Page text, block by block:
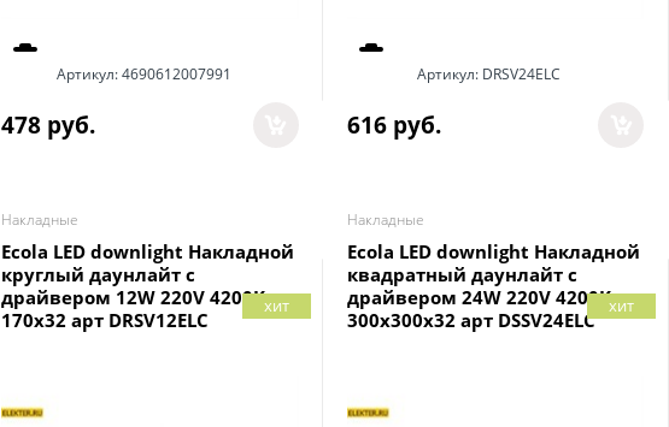
Артикул:4690612007991
478 руб.
Артикул: DRSV24ELC
616 руб.
Накладные
Ecola LED downlight Накладной
круглый даунлайт с
драйвером 12W 220V 4200K
170x32 арт DRSV12ELC
хит
Накладные
Ecola LED downlight Накладной
квадратный даунлайт с
драйвером 24W 220V 4200K
300x300x32 арт DSSV24ELC
хит